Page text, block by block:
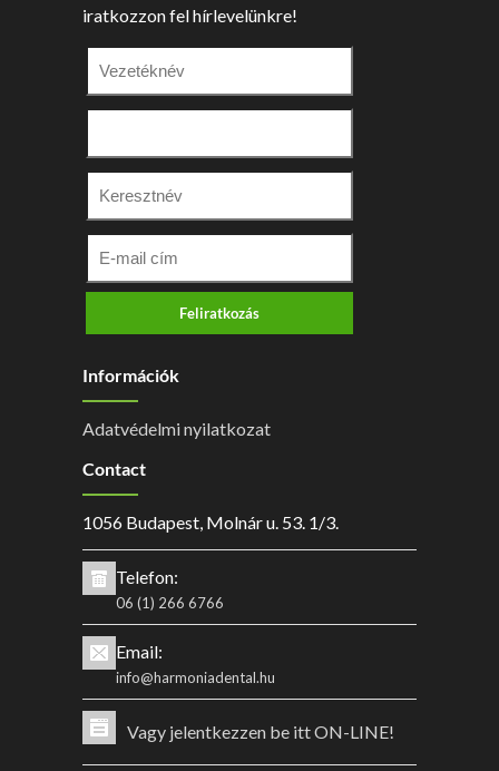
iratkozzon fel hírlevelünkre!
Feliratkozás
Információk
Adatvédelmi nyilatkozat
Contact
1056 Budapest, Molnár u. 53. 1/3.
Telefon:
06 (1) 266 6766
Email:
info@harmoniadental.hu
Vagy jelentkezzen be itt ON-LINE!